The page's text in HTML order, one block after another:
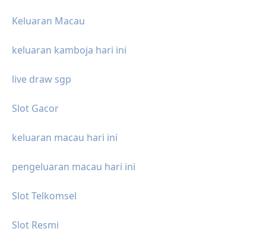
Keluaran Macau
keluaran kamboja hari ini
live draw sgp
Slot Gacor
keluaran macau hari ini
pengeluaran macau hari ini
Slot Telkomsel
Slot Resmi